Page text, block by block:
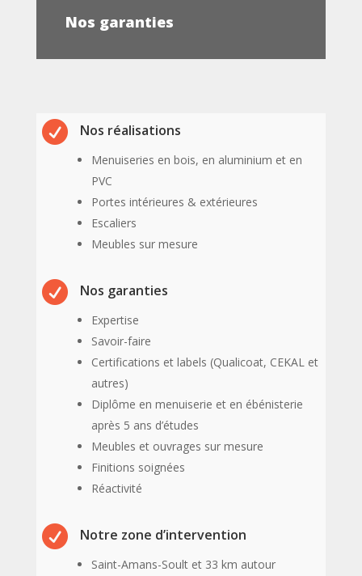
Nos garanties
 Nos réalisations
Menuiseries en bois, en aluminium et en
PVC
Portes intérieures & extérieures
Escaliers
Meubles sur mesure
 Nos garanties
Expertise
Savoir-faire
Certifications et labels (Qualicoat, CEKAL et
autres)
Diplôme en menuiserie et en ébénisterie
après 5 ans d’études
Meubles et ouvrages sur mesure
Finitions soignées
Réactivité
 Notre zone d’intervention
Saint-Amans-Soult et 33 km autour